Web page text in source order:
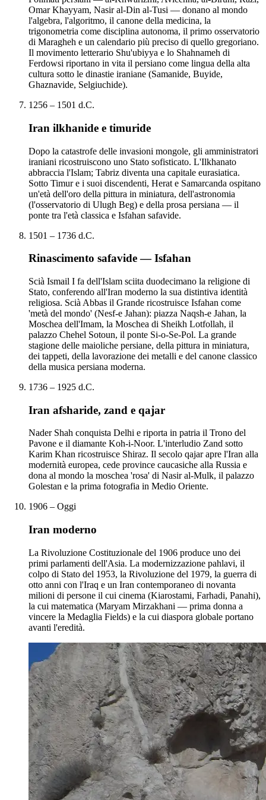
Omar Khayyam, Nasir al-Din al-Tusi — donano al mondo
l'algebra, l'algoritmo, il canone della medicina, la
trigonometria come disciplina autonoma, il primo osservatorio
di Maragheh e un calendario più preciso di quello gregoriano.
Il movimento letterario Shu'ubiyya e lo Shahnameh di
Ferdowsi riportano in vita il persiano come lingua della alta
cultura sotto le dinastie iraniane (Samanide, Buyide,
Ghaznavide, Selgiuchide).
1256 – 1501 d.C.
Iran ilkhanide e timuride
Dopo la catastrofe delle invasioni mongole, gli amministratori
iraniani ricostruiscono uno Stato sofisticato. L'Ilkhanato
abbraccia l'Islam; Tabriz diventa una capitale eurasiatica.
Sotto Timur e i suoi discendenti, Herat e Samarcanda ospitano
un'età dell'oro della pittura in miniatura, dell'astronomia
(l'osservatorio di Ulugh Beg) e della prosa persiana — il
ponte tra l'età classica e Isfahan safavide.
1501 – 1736 d.C.
Rinascimento safavide — Isfahan
Scià Ismail I fa dell'Islam sciita duodecimano la religione di
Stato, conferendo all'Iran moderno la sua distintiva identità
religiosa. Scià Abbas il Grande ricostruisce Isfahan come
'metà del mondo' (Nesf-e Jahan): piazza Naqsh-e Jahan, la
Moschea dell'Imam, la Moschea di Sheikh Lotfollah, il
palazzo Chehel Sotoun, il ponte Si-o-Se-Pol. La grande
stagione delle maioliche persiane, della pittura in miniatura,
dei tappeti, della lavorazione dei metalli e del canone classico
della musica persiana moderna.
1736 – 1925 d.C.
Iran afsharide, zand e qajar
Nader Shah conquista Delhi e riporta in patria il Trono del
Pavone e il diamante Koh-i-Noor. L'interludio Zand sotto
Karim Khan ricostruisce Shiraz. Il secolo qajar apre l'Iran alla
modernità europea, cede province caucasiche alla Russia e
dona al mondo la moschea 'rosa' di Nasir al-Mulk, il palazzo
Golestan e la prima fotografia in Medio Oriente.
1906 – Oggi
Iran moderno
La Rivoluzione Costituzionale del 1906 produce uno dei
primi parlamenti dell'Asia. La modernizzazione pahlavi, il
colpo di Stato del 1953, la Rivoluzione del 1979, la guerra di
otto anni con l'Iraq e un Iran contemporaneo di novanta
milioni di persone il cui cinema (Kiarostami, Farhadi, Panahi),
la cui matematica (Maryam Mirzakhani — prima donna a
vincere la Medaglia Fields) e la cui diaspora globale portano
avanti l'eredità.